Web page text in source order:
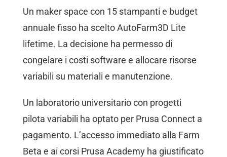
Un maker space con 15 stampanti e budget
annuale fisso ha scelto AutoFarm3D Lite
lifetime. La decisione ha permesso di
congelare i costi software e allocare risorse
variabili su materiali e manutenzione.
Un laboratorio universitario con progetti
pilota variabili ha optato per Prusa Connect a
pagamento. L’accesso immediato alla Farm
Beta e ai corsi Prusa Academy ha giustificato